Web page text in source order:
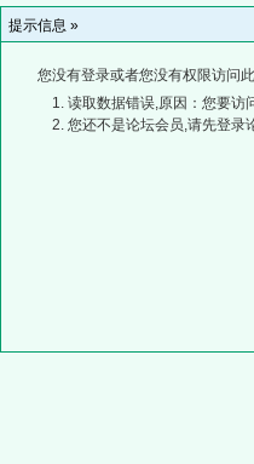
提示信息 »
您没有登录或者您没有权限访问
读取数据错误,原因：您要访
您还不是论坛会员,请先登录